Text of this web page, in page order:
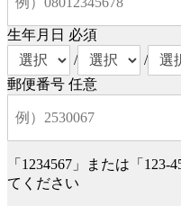
生年月日 必須
/
/
郵便番号 任意
「1234567」または「
てください